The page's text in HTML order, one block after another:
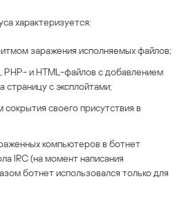
характеризуется:
заражения исполняемых файлов;
и HTML-файлов с добавлением
страницу с эксплойтами;
своего присутствия в
компьютеров в ботнет
IRC (на момент написания
ботнет использовался только для